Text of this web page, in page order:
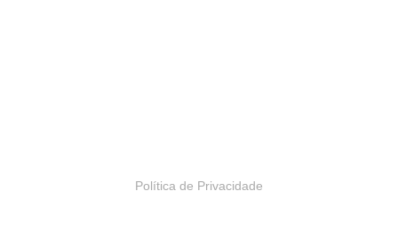
Política de Privacidade